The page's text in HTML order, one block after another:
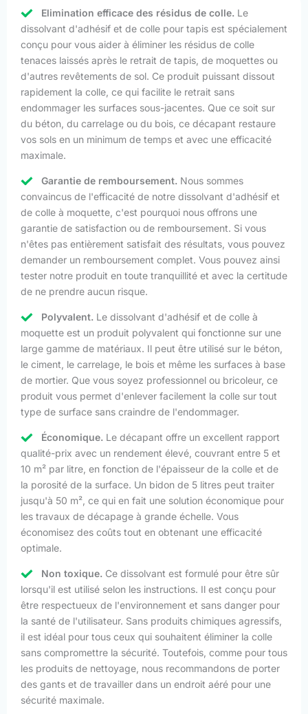
Elimination efficace des résidus de colle. Le
dissolvant d'adhésif et de colle pour tapis est spécialement
conçu pour vous aider à éliminer les résidus de colle
tenaces laissés après le retrait de tapis, de moquettes ou
d'autres revêtements de sol. Ce produit puissant dissout
rapidement la colle, ce qui facilite le retrait sans
endommager les surfaces sous-jacentes. Que ce soit sur
du béton, du carrelage ou du bois, ce décapant restaure
vos sols en un minimum de temps et avec une efficacité
maximale.
Garantie de remboursement. Nous sommes
convaincus de l'efficacité de notre dissolvant d'adhésif et
de colle à moquette, c'est pourquoi nous offrons une
garantie de satisfaction ou de remboursement. Si vous
n'êtes pas entièrement satisfait des résultats, vous pouvez
demander un remboursement complet. Vous pouvez ainsi
tester notre produit en toute tranquillité et avec la certitude
de ne prendre aucun risque.
Polyvalent. Le dissolvant d'adhésif et de colle à
moquette est un produit polyvalent qui fonctionne sur une
large gamme de matériaux. Il peut être utilisé sur le béton,
le ciment, le carrelage, le bois et même les surfaces à base
de mortier. Que vous soyez professionnel ou bricoleur, ce
produit vous permet d'enlever facilement la colle sur tout
type de surface sans craindre de l'endommager.
Économique. Le décapant offre un excellent rapport
qualité-prix avec un rendement élevé, couvrant entre 5 et
10 m² par litre, en fonction de l'épaisseur de la colle et de
la porosité de la surface. Un bidon de 5 litres peut traiter
jusqu'à 50 m², ce qui en fait une solution économique pour
les travaux de décapage à grande échelle. Vous
économisez des coûts tout en obtenant une efficacité
optimale.
Non toxique. Ce dissolvant est formulé pour être sûr
lorsqu'il est utilisé selon les instructions. Il est conçu pour
être respectueux de l'environnement et sans danger pour
la santé de l'utilisateur. Sans produits chimiques agressifs,
il est idéal pour tous ceux qui souhaitent éliminer la colle
sans compromettre la sécurité. Toutefois, comme pour tous
les produits de nettoyage, nous recommandons de porter
des gants et de travailler dans un endroit aéré pour une
sécurité maximale.